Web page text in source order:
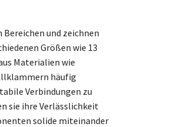
und zeichnen
Größen wie 13
Materialien wie
häufig
Verbindungen zu
sie ihre Verlässlichkeit
solide miteinander